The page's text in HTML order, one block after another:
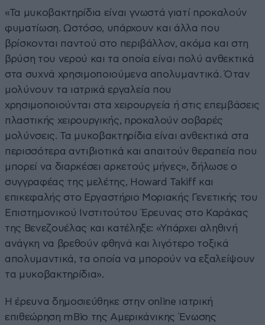
«Τα μυκοβακτηρίδια είναι γνωστά γιατί προκαλούν
φυματίωση. Ωστόσο, υπάρχουν και άλλα που
βρίσκονται παντού στο περιβάλλον, ακόμα και στη
βρύση του νερού και τα οποία είναι πολύ ανθεκτικά
στα συχνά χρησιμοποιούμενα απολυμαντικά. Όταν
μολύνουν τα ιατρικά εργαλεία που
χρησιμοποιούνται στα χειρουργεία ή στις επεμβάσεις
πλαστικής χειρουργικής, προκαλούν σοβαρές
μολύνσεις. Τα μυκοβακτηρίδια είναι ανθεκτικά στα
περισσότερα αντιβιοτικά και απαιτούν θεραπεία που
μπορεί να διαρκέσει αρκετούς μήνες», δήλωσε ο
συγγραφέας της μελέτης, Howard Takiff και
επικεφαλής στο Εργαστήριο Μοριακής Γενετικής του
Επιστημονικού Ινστιτούτου Έρευνας στο Καράκας
της Βενεζουέλας και κατέληξε: «Υπάρχει αληθινή
ανάγκη να βρεθούν φθηνά και λιγότερο τοξικά
απολυμαντικά, τα οποία να μπορούν να εξαλείψουν
τα μυκοβακτηρίδια».
Η έρευνα δημοσιεύθηκε στην online ιατρική
επιθεώρηση mBio της Αμερικάνικης Ένωσης